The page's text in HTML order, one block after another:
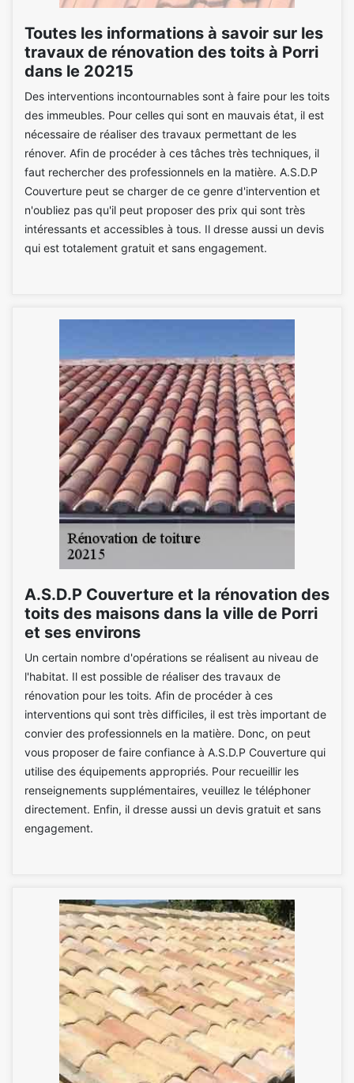
Toutes les informations à savoir sur les
travaux de rénovation des toits à Porri
dans le 20215
Des interventions incontournables sont à faire pour les toits
des immeubles. Pour celles qui sont en mauvais état, il est
nécessaire de réaliser des travaux permettant de les
rénover. Afin de procéder à ces tâches très techniques, il
faut rechercher des professionnels en la matière. A.S.D.P
Couverture peut se charger de ce genre d'intervention et
n'oubliez pas qu'il peut proposer des prix qui sont très
intéressants et accessibles à tous. Il dresse aussi un devis
qui est totalement gratuit et sans engagement.
A.S.D.P Couverture et la rénovation des
toits des maisons dans la ville de Porri
et ses environs
Un certain nombre d'opérations se réalisent au niveau de
l'habitat. Il est possible de réaliser des travaux de
rénovation pour les toits. Afin de procéder à ces
interventions qui sont très difficiles, il est très important de
convier des professionnels en la matière. Donc, on peut
vous proposer de faire confiance à A.S.D.P Couverture qui
utilise des équipements appropriés. Pour recueillir les
renseignements supplémentaires, veuillez le téléphoner
directement. Enfin, il dresse aussi un devis gratuit et sans
engagement.